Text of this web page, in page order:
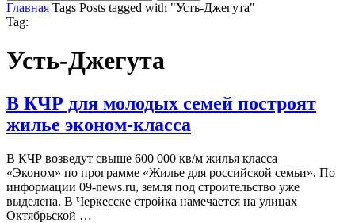
Главная Tags Posts tagged with "Усть-Джегута"
Tag:
Усть-Джегута
В КЧР для молодых семей построят
жилье эконом-класса
В КЧР возведут свыше 600 000 кв/м жилья класса
«Эконом» по программе «Жилье для российской семьи». По
информации 09-news.ru, земля под строительство уже
выделена. В Черкесске стройка намечается на улицах
Октябрьской …